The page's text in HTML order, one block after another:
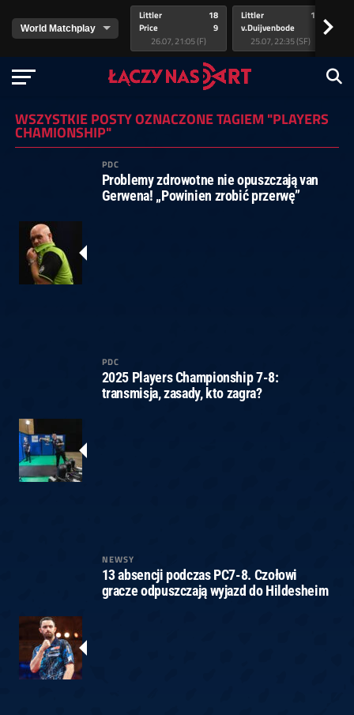
Littler
Price
18
9
26.07, 21:05 (F)
Littler
v.Duijvenbode
17
25.07, 22:35 (SF)
>
WSZYSTKIE POSTY OZNACZONE TAGIEM "PLAYERS
CHAMIONSHIP"
PDC
Problemy zdrowotne nie opuszczają van
Gerwena! „Powinien zrobić przerwę”
PDC
2025 Players Championship 7-8:
transmisja, zasady, kto zagra?
NEWSY
13 absencji podczas PC7-8. Czołowi
gracze odpuszczają wyjazd do Hildesheim